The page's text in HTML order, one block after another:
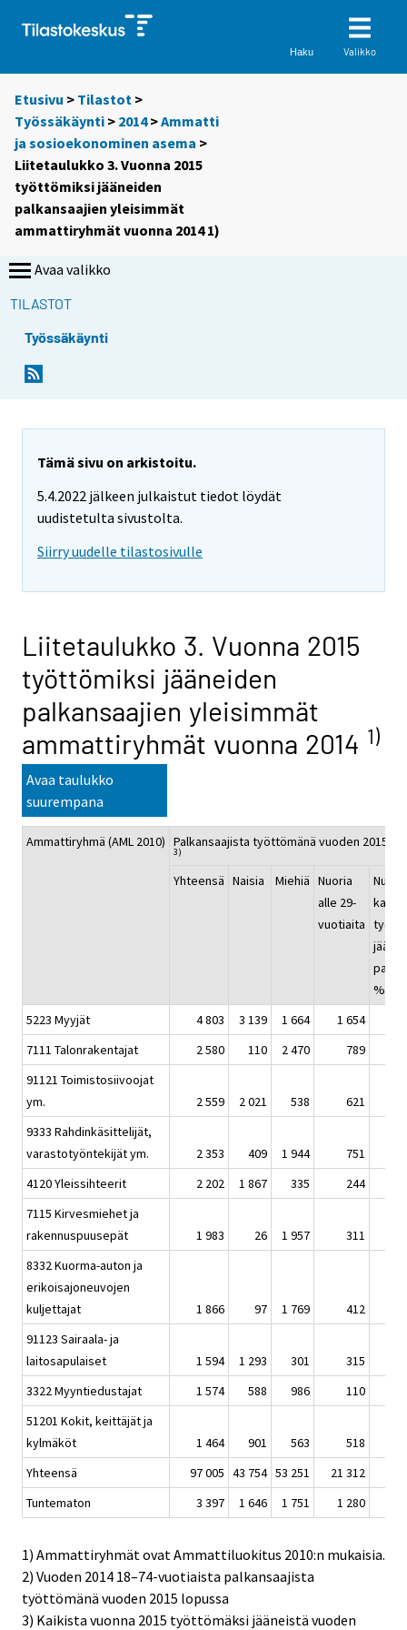
Haku Valikko
Etusivu > Tilastot >
Työssäkäynti > 2014>Ammatti
ja sosioekonominen asema >
Liitetaulukko 3. Vuonna 2015
työttömiksi jääneiden
palkansaajien yleisimmät
ammattiryhmät vuonna 2014 1)
Avaa valikko
TILASTOT
Työssäkäynti
Tämä sivu on arkistoitu.
5.4.2022 jälkeen julkaistut tiedot löydät
uudistetulta sivustolta.
Siirry uudelle tilastosivulle
Liitetaulukko 3. Vuonna 2015
työttömiksi jääneiden
palkansaajien yleisimmät
ammattiryhmät vuonna 2014 1)
Avaa taulukko
suurempana
Ammattiryhmä (AML 2010) Palkansaajista työttömänä vuoden 2015
3)
Yhteensä Naisia Miehiä Nuoria
alle 29-
vuotiaita
%
5223 Myyjät 4 803 3 139 1 664
1 654
7111 Talonrakentajat
2 580 110 2 470
789
91121 Toimistosiivoojat
ym.
2 559 2 021 538
621
9333 Rahdinkäsittelijät,
varastotyöntekijät ym.
2 353 409 1 944
751
4120 Yleissihteerit
2 202 1 867 335
244
7115 Kirvesmiehet ja
rakennuspuusepät
1 983 26 1 957
311
8332 Kuorma-auton ja
erikoisajoneuvojen
kuljettajat
1 866 97 1 769
412
91123 Sairaala- ja
laitosapulaiset
1 594 1 293 301
315
3322 Myyntiedustajat
1 574 588 986
110
51201 Kokit, keittäjät ja
kylmäköt
1 464 901 563
518
Yhteensä
97 005 43 754 53 251
21 312
Tuntematon
3 397 1 646 1 751 1 280
1) Ammattiryhmät ovat Ammattiluokitus 2010:n mukaisia.
2) Vuoden 2014 18–74-vuotiaista palkansaajista
työttömänä vuoden 2015 lopussa
3) Kaikista vuonna 2015 työttömäksi jääneistä vuoden